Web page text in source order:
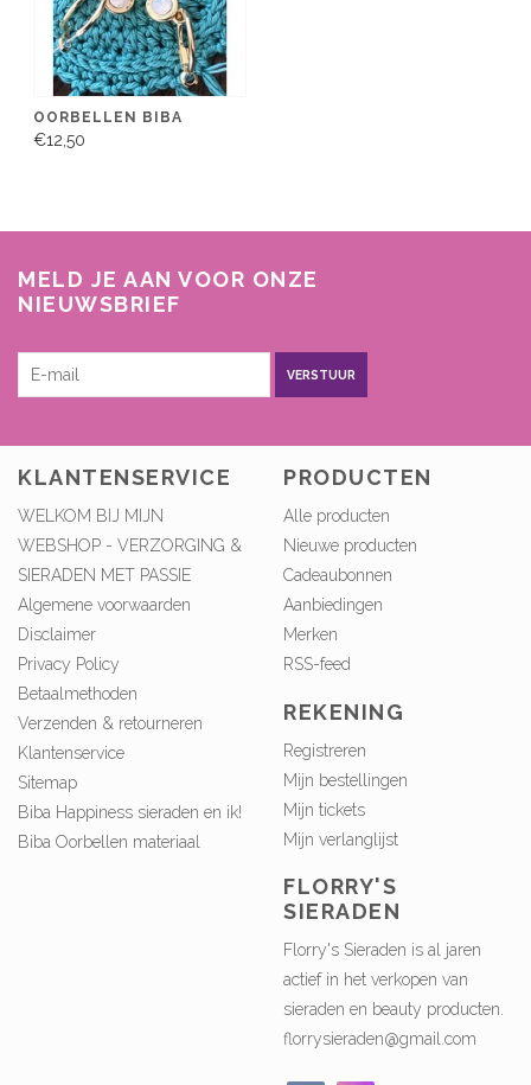
OORBELLEN BIBA
€12,50
MELD JE AAN VOOR ONZE
NIEUWSBRIEF
VERSTUUR
KLANTENSERVICE
WELKOM BIJ MIJN
WEBSHOP - VERZORGING &
SIERADEN MET PASSIE
Algemene voorwaarden
Disclaimer
Privacy Policy
Betaalmethoden
Verzenden & retourneren
Klantenservice
Sitemap
Biba Happiness sieraden en ik!
Biba Oorbellen materiaal
PRODUCTEN
Alle producten
Nieuwe producten
Cadeaubonnen
Aanbiedingen
Merken
RSS-feed
REKENING
Registreren
Mijn bestellingen
Mijn tickets
Mijn verlanglijst
FLORRY'S
SIERADEN
Florry's Sieraden is al jaren
actief in het verkopen van
sieraden en beauty producten.
florrysieraden@gmail.com